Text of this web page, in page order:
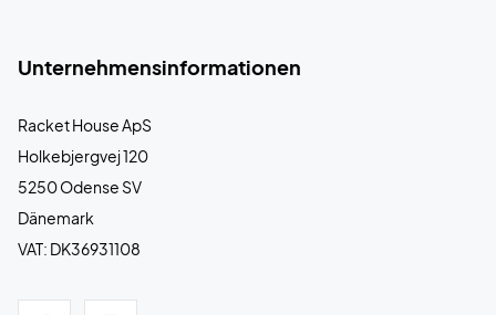
Unternehmensinformationen
Racket House ApS
Holkebjergvej 120
5250 Odense SV
Dänemark
VAT: DK36931108